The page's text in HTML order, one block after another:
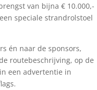
van bijna € 10.000,-
speciale strandrolstoel
én naar de sponsors,
routebeschrijving, op de
een advertentie in